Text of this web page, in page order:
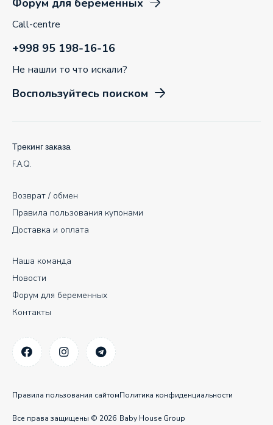
Форум для беременных
Call-centre
+998 95 198-16-16
Не нашли то что искали?
Воспользуйтесь поиском
Правила пользования сайтомПолитика конфиденциальности
Все права защищены © 2026 Baby House Group
Наша команда
Новости
Форум для беременных
Контакты
Возврат / обмен
Правила пользования купонами
Доставка и оплата
Трекинг заказа
F.A.Q.